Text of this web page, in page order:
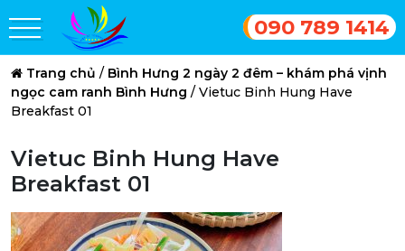
090 789 1414
Trang chủ / Bình Hưng 2 ngày 2 đêm – khám phá vịnh
ngọc cam ranh Bình Hưng / Vietuc Binh Hung Have
Breakfast 01
Vietuc Binh Hung Have
Breakfast 01